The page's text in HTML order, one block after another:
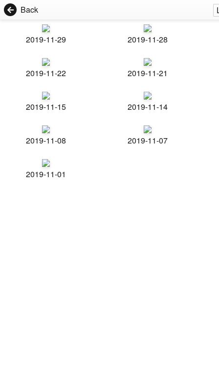
Back
2019-11-29 2019-11-28
2019-11-22 2019-11-21
2019-11-15 2019-11-14
2019-11-08 2019-11-07
2019-11-01